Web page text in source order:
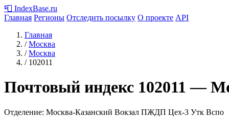
📮 IndexBase.ru
Главная Регионы Отследить посылку О проекте API
Главная
/ Москва
/ Москва
/ 102011
Почтовый индекс 102011 —
Отделение: Москва-Казанский Вокзал ПЖДП Цех-3 Утк Вспо